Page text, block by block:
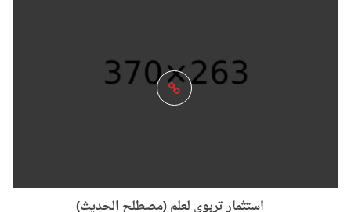
استثمار تربوي لعلم (مصطلح الحديث)